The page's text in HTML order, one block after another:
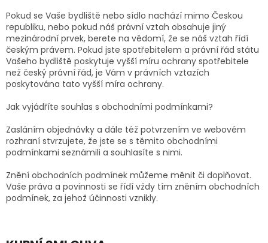
Pokud se Vaše bydliště nebo sídlo nachází mimo Českou
republiku, nebo pokud náš právní vztah obsahuje jiný
mezinárodní prvek, berete na vědomí, že se náš vztah řídí
českým právem. Pokud jste spotřebitelem a právní řád státu
Vašeho bydliště poskytuje vyšší míru ochrany spotřebitele
než český právní řád, je Vám v právních vztazích
poskytována tato vyšší míra ochrany.
Jak vyjádříte souhlas s obchodními podmínkami?
Zasláním objednávky a dále též potvrzením ve webovém
rozhraní stvrzujete, že jste se s těmito obchodními
podmínkami seznámili a souhlasíte s nimi.
Znění obchodních podmínek můžeme měnit či doplňovat.
Vaše práva a povinnosti se řídí vždy tím zněním obchodních
podmínek, za jehož účinnosti vznikly.